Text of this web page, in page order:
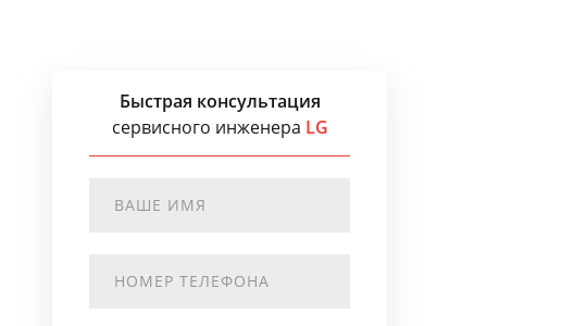
Быстрая консультация
сервисного инженера LG